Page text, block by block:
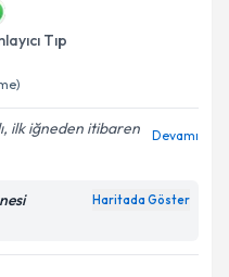
Tıp
ilk iğneden itibaren
Devamı
Haritada Göster